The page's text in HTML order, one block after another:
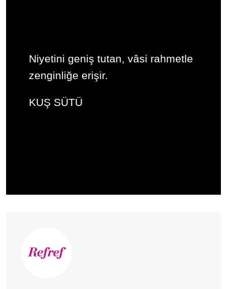
Niyetini geniş tutan, vâsi rahmetle
zenginliğe erişir.
KUŞ SÜTÜ